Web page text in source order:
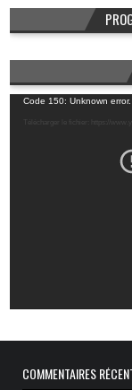
Lecteur
vidéo
Code 150: Unknown error.
Télécharger le fichier: https://
COMMENTAIRES